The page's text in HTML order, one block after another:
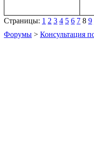
Страницы: 1 2 3 4 5 6 7 8 9
Форумы > Консультация